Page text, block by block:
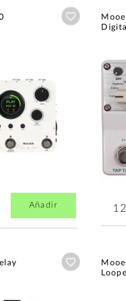
Añadir a
Añadir
Añadir a